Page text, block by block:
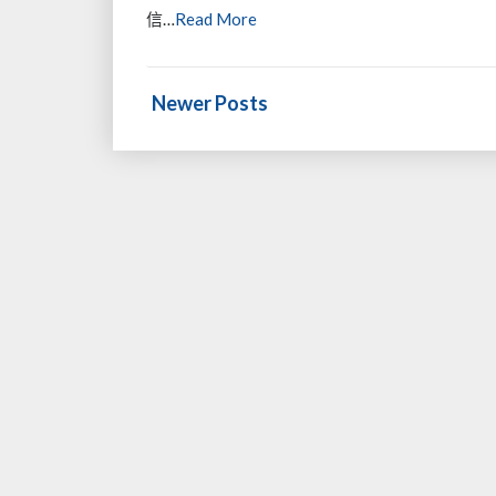
2
行
李
内
直
飞
国，
信…Read MoreRead
navigation
Newer Posts